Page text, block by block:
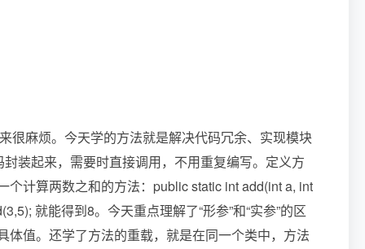
很麻烦。今天学的方法就是解决代码冗余、实现模块
装起来，需要时直接调用，不用重复编写。定义方
计算两数之和的方法：public static int add(int a, int
就能得到8。今天重点理解了“形参”和“实参”的区
值。还学了方法的重载，就是在同一个类中，方法